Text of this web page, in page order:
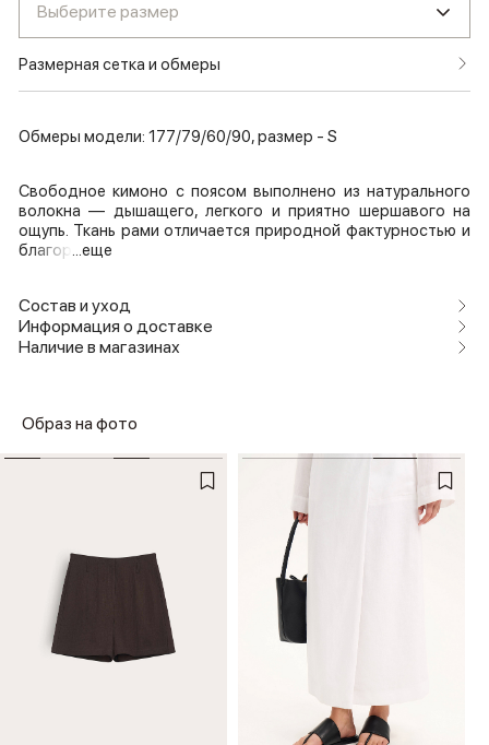
Выберите размер
Размерная сетка и обмеры
Обмеры модели: 177/79/60/90, размер - S
Свободное кимоно с поясом выполнено из натурального
волокна — дышащего, легкого и приятно шершавого на
ощупь. Ткань рами отличается природной фактурностью и
благор ...еще
Состав и уход
Информация о доставке
Наличие в магазинах
Образ на фото